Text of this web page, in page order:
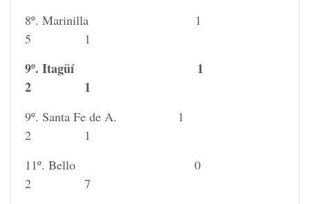
8º. Marinilla 1
5 1
9º. Itagüí 1
2 1
9º. Santa Fe de A. 1
2 1
11º. Bello 0
2 7